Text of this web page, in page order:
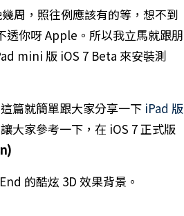
周，照往例應該有的等，想不到
你呀 Apple。所以我立馬就跟朋
mini 版 iOS 7 Beta 來安裝測
篇就簡單跟大家分享一下 iPad 版
大家參考一下，在 iOS 7 正式版
的酷炫 3D 效果背景。